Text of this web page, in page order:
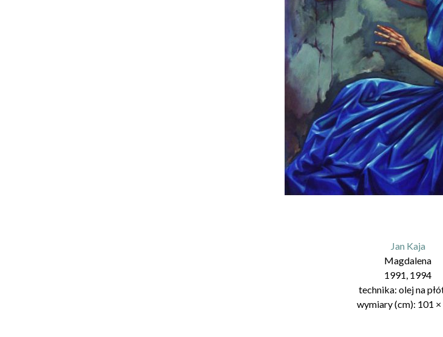
Jan Kaja
Magdalena
1991, 1994
technika: olej na
wymiary (cm): 101 ×